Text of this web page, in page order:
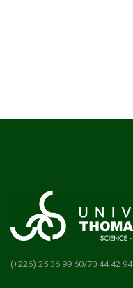
(+226) 25 36 99 60/70 44 42 94